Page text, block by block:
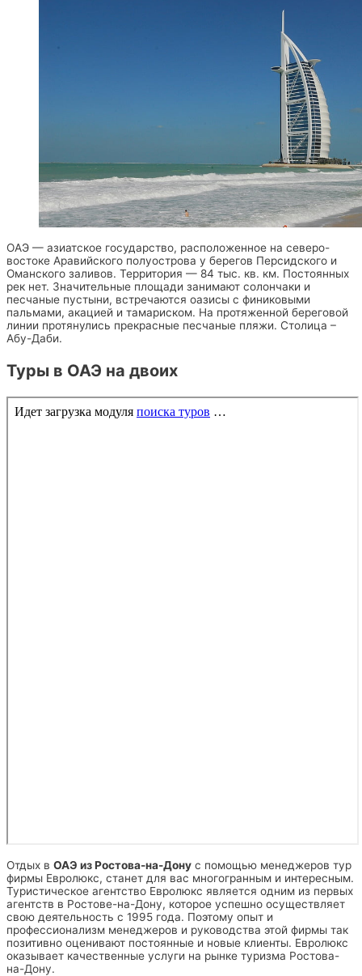
ОАЭ — азиатское государство, расположенное на северо-
востоке Аравийского полуострова у берегов Персидского и
Оманского заливов. Территория — 84 тыс. кв. км. Постоянных
рек нет. Значительные площади занимают солончаки и
песчаные пустыни, встречаются оазисы с финиковыми
пальмами, акацией и тамариском. На протяженной береговой
линии протянулись прекрасные песчаные пляжи. Столица –
Абу-Даби.
Туры в ОАЭ на двоих
Отдых в ОАЭ из Ростова-на-Дону с помощью менеджеров тур
фирмы Евролюкс, станет для вас многогранным и интересным.
Туристическое агентство Евролюкс является одним из первых
агентств в Ростове-на-Дону, которое успешно осуществляет
свою деятельность с 1995 года. Поэтому опыт и
профессионализм менеджеров и руководства этой фирмы так
позитивно оценивают постоянные и новые клиенты. Евролюкс
оказывает качественные услуги на рынке туризма Ростова-
на-Дону.